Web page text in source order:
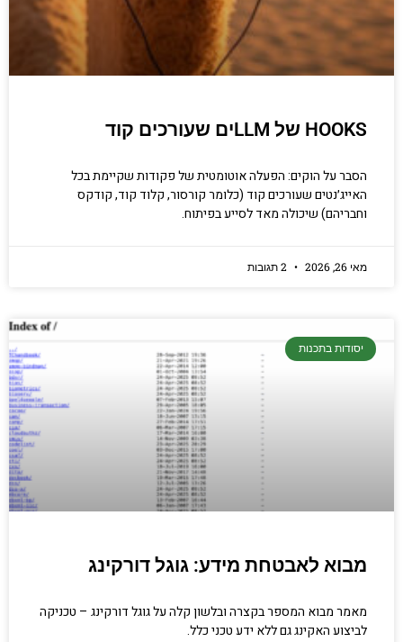
HOOKS של LLMים שעורכים קוד
הסבר על הוקים: הפעלה אוטומטית של פקודות שקיימת בכל
האייג׳נטים שעורכים קוד (כלומר קורסור, קלוד קוד, קודקס
וחבריהם) שיכולה מאד לסייע בפיתוח.
מאי 26, 2026
יסודות בתכנות
מבוא לאבטחת מידע: גוגל דורקינג
מאמר מבוא המספר בקצרה ובלשון קלה על גוגל דורקינג – טכניקה
לביצוע האקינג גם ללא ידע טכני כלל.